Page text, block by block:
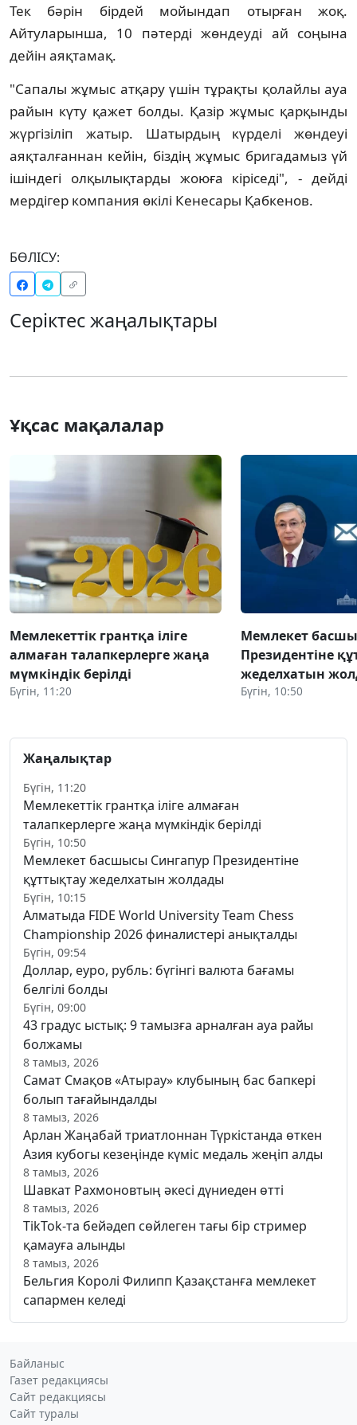
Тек бәрін бірдей мойындап отырған жоқ.
Айтуларынша, 10 пәтерді жөндеуді ай соңына
дейін аяқтамақ.
"Сапалы жұмыс атқару үшін тұрақты қолайлы ауа
райын күту қажет болды. Қазір жұмыс қарқынды
жүргізіліп жатыр. Шатырдың күрделі жөндеуі
аяқталғаннан кейін, біздің жұмыс бригадамыз үй
ішіндегі олқылықтарды жоюға кіріседі", - дейді
мердігер компания өкілі Кенесары Қабкенов.
БӨЛІСУ:
Серіктес жаңалықтары
Ұқсас мақалалар
Мемлекеттік грантқа іліге
алмаған талапкерлерге жаңа
мүмкіндік берілді
Бүгін, 11:20
Мемлекет
Президентіне
жеделхатын
Бүгін, 10:50
Жаңалықтар
Бүгін, 11:20
Мемлекеттік грантқа іліге алмаған
талапкерлерге жаңа мүмкіндік берілді
Бүгін, 10:50
Мемлекет басшысы Сингапур Президентіне
құттықтау жеделхатын жолдады
Бүгін, 10:15
Алматыда FIDE World University Team Chess
Championship 2026 финалистері анықталды
Бүгін, 09:54
Доллар, еуро, рубль: бүгінгі валюта бағамы
белгілі болды
Бүгін, 09:00
43 градус ыстық: 9 тамызға арналған ауа райы
болжамы
8 тамыз, 2026
Самат Смақов «Атырау» клубының бас бапкері
болып тағайындалды
8 тамыз, 2026
Арлан Жаңабай триатлоннан Түркістанда өткен
Азия кубогы кезеңінде күміс медаль жеңіп алды
8 тамыз, 2026
Шавкат Рахмоновтың әкесі дүниеден өтті
8 тамыз, 2026
TikTok-та бейәдеп сөйлеген тағы бір стример
қамауға алынды
8 тамыз, 2026
Бельгия Королі Филипп Қазақстанға мемлекет
сапармен келеді
Байланыс
Газет редакциясы
Сайт редакциясы
Сайт туралы